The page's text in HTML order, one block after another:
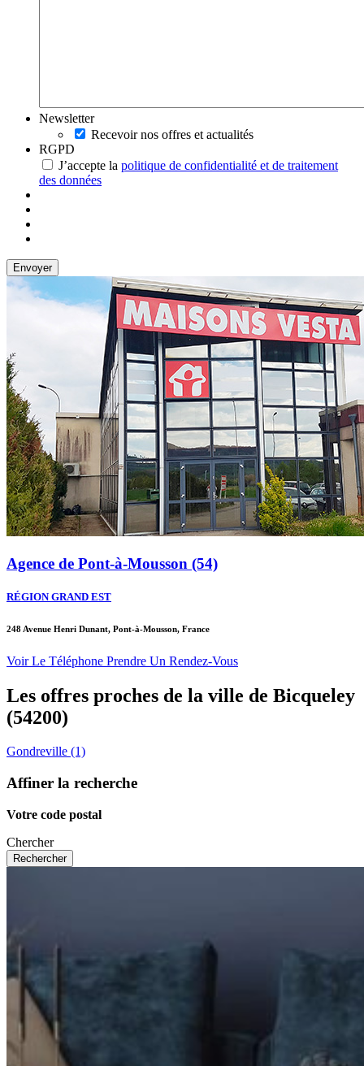
Newsletter
Recevoir nos offres et actualités
RGPD
J’accepte la politique de confidentialité et de traitement
des données
Agence de Pont-à-Mousson (54)
RÉGION GRAND EST
248 Avenue Henri Dunant, Pont-à-Mousson, France
Voir Le Téléphone Prendre Un Rendez-Vous
Les offres proches de la ville de Bicqueley
(54200)
Gondreville (1)
Affiner la recherche
Votre code postal
Chercher